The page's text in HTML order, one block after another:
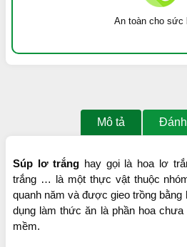
An toàn cho sức
Mô tả
Súp lơ trắng hay gọi là hoa lơ
trắng … là một thực vật thuộc
quanh năm và được gieo trồng
dụng làm thức ăn là phần hoa
mềm.